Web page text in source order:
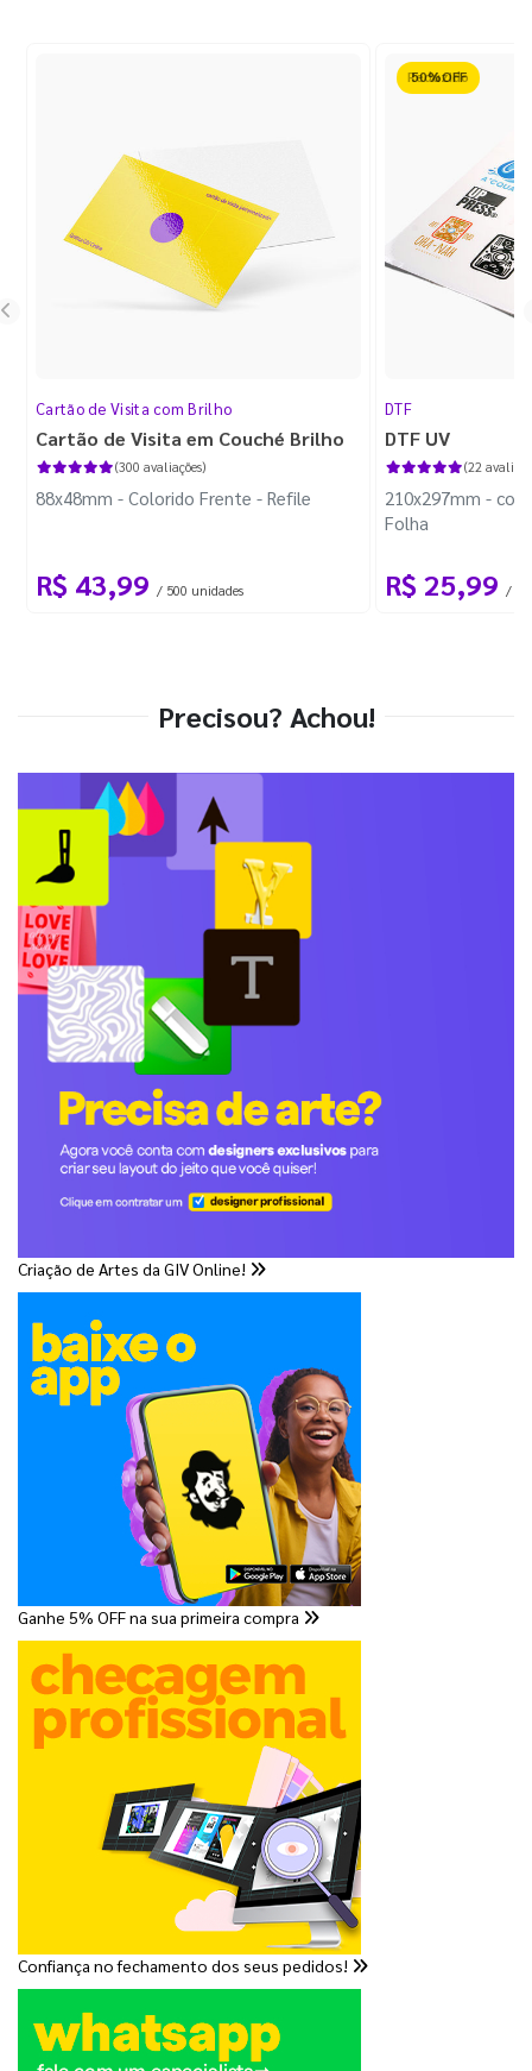
Cartão de Visita com Brilho
Cartão de Visita em Couché Brilho
(300 avaliações)
88x48mm - Colorido Frente - Refile
R$ 43,99 / 500 unidades
Reduzido
DTF
DTF UV
(22
210x297mm -
Folha
R$ 25,99 / 1
Precisou? Achou!
Criação de Artes da GIV Online!
Ganhe 5% OFF na sua primeira compra
Confiança no fechamento dos seus pedidos!